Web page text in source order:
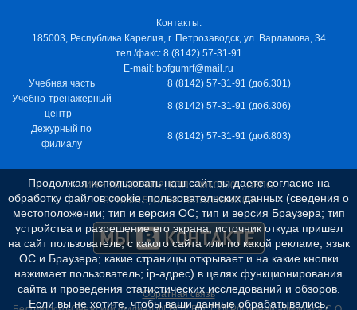
Контакты:
185003, Республика Карелия, г. Петрозаводск, ул. Варламова, 34
тел./факс: 8 (8142) 57-31-91
E-mail: bofgumrf@mail.ru
Учебная часть
8 (8142) 57-31-91 (доб.301)
Учебно-тренажерный
центр
8 (8142) 57-31-91 (доб.306)
Дежурный по
филиалу
8 (8142) 57-31-91 (доб.803)
ИНН 7805029012, КПП 100103001, ОКПО
97163915, ОГРН 1037811048989
Обратная связь
Продолжая использовать наш сайт, вы даете согласие на
обработку файлов cookie, пользовательских данных (сведения о
местоположении; тип и версия ОС; тип и версия Браузера; тип
устройства и разрешение его экрана; источник откуда пришел
на сайт пользователь; с какого сайта или по какой рекламе; язык
ОС и Браузера; какие страницы открывает и на какие кнопки
нажимает пользователь; ip-адрес) в целях функционирования
сайта и проведения статистических исследований и обзоров.
Если вы не хотите, чтобы ваши данные обрабатывались,